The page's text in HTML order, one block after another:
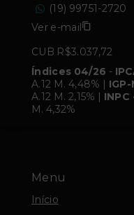
Menu
Início
(19) 99751-2720
Ver e-mail
CUB R$3.037,72
Índices 04/26 -
A.12 M. 4,48% | IGP-
A.12 M. 2,15% | INPC
M. 4,32%